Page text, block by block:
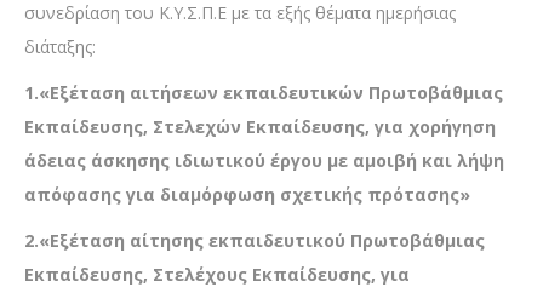
συνεδρίαση του Κ.Υ.Σ.Π.Ε με τα εξής θέματα ημερήσιας
διάταξης:
1.«Εξέταση αιτήσεων εκπαιδευτικών Πρωτοβάθμιας
Εκπαίδευσης, Στελεχών Εκπαίδευσης, για χορήγηση
άδειας άσκησης ιδιωτικού έργου με αμοιβή και λήψη
απόφασης για διαμόρφωση σχετικής πρότασης»
2.«Εξέταση αίτησης εκπαιδευτικού Πρωτοβάθμιας
Εκπαίδευσης, Στελέχους Εκπαίδευσης, για